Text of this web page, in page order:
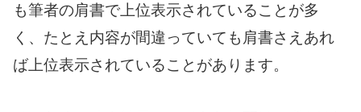
も筆者の肩書で上位表示されていることが多
く、たとえ内容が間違っていても肩書さえあれ
ば上位表示されていることがあります。